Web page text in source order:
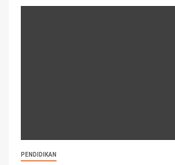
PENDIDIKAN